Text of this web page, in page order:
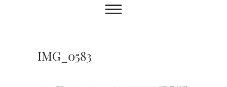
IMG_0583